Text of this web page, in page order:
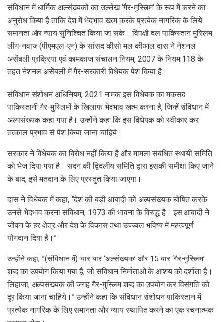
संविधान में धार्मिक अल्संख्यकों का उल्लेख ‘गैर-मुस्लिम’ के रूप में करने का
अनुरोध किया है ताकि देश में भेदभाव खत्म करके प्रत्येक नागरिक के लिये
समानता और न्याय सुनिश्चित किया जा सके। विपक्षी दल पाकिस्तान मुस्लिम
लीग-नवाज (पीएमएल-एन) के सांसद कीसो मल कीआल दास ने नेशनल
असेंबली प्रक्रिया एवं कामकाज संचालन नियम, 2007 के नियम 118 के
तहत नेशनल असेंबली में गैर-सरकारी विधेयक पेश किया है।
संविधान संशोधन अधिनियम, 2021 नामक इस विधेयक का मकसद
पाकिस्तानी गैर-मुस्लिमों के खिलाफ भेदभाव खत्म करना है, जिन्हें संविधान में
अल्पसंख्यक कहा गया है। उन्होंने कहा कि इस विधेयक को स्वीकार कर
तत्काल प्रभाव से पेश किया जाना चाहिये।
सरकार ने विधेयक का विरोध नहीं किया है और मामला संबंधित स्थायी समिति
को भेज दिया गया है। सदन की द्विदलीय समिति द्वारा इसकी समीक्षा किए जाने
के बाद, इसे मतदान के लिए प्रस्तुत किया जाएगा।
दास ने विधेयक में कहा, ”देश की बड़ी आबादी को अल्पसंख्यक घोषित करके
उनसे भेदभाव करना संविधान, 1973 की भावना के विरुद्ध है। इस आबादी ने
जीवन के हर क्षेत्र और देश के विकास तथा उज्ज्वल भविष्य में महत्वपूर्ण
योगदान दिया है।”
उन्होंने कहा, ”(संविधान में) चार बार ‘अल्संख्यक’ और 15 बार ‘गैर-मुस्लिम’
शब्द का उपयोग किया गया है, जो संविधान निर्माताओं के आशय को दर्शाता है।
लिहाजा, अल्पसंख्यक की जगह गैर-मुस्लिम शब्द का उपयोग कर विसंगति को
दूर किया जाना चाहिये।” उन्होंने कहा कि संविधान संशोधन पाकिस्तान में
प्रत्येक नागरिक के लिए समानता और न्याय स्थापित करने का एक रचनात्मक